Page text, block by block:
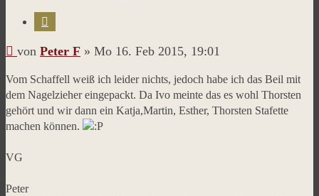
Beitrag
von Peter F » Mo 16. Feb 2015, 19:01
Vom Schaffell weiß ich leider nichts, jedoch habe ich das Beil mit
dem Nagelzieher eingepackt. Da Ivo meinte das es wohl Thorsten
gehört und wir dann ein Katja,Martin, Esther, Thorsten Stafette
machen können.
VG
Peter